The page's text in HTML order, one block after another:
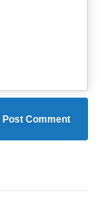
Post Comment